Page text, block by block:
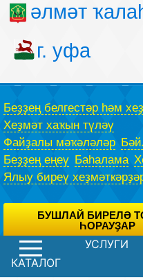
әлмәт
г. уфа
Беҙҙең белгестәр һәм
Хеҙмәт хаҡын түләү
Файҙалы мәҡәләләр
Беҙҙең еңеү Баһалама
Ялыу биреү
БУШЛАЙ БИРЕЛӘ
ҺОРАУҘАР
Һеҙгә һорау бирергә мөмкин бөтөнләй бушлай
формаһын файҙаланған.
Хосусил сәйәсәте
УСЛУГИ